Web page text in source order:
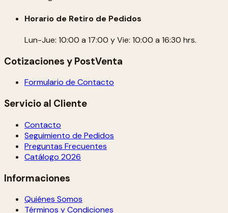
Horario de Retiro de Pedidos
Lun-Jue: 10:00 a 17:00 y Vie: 10:00 a 16:30 hrs.
Cotizaciones y PostVenta
Formulario de Contacto
Servicio al Cliente
Contacto
Seguimiento de Pedidos
Preguntas Frecuentes
Catálogo 2026
Informaciones
Quiénes Somos
Términos y Condiciones